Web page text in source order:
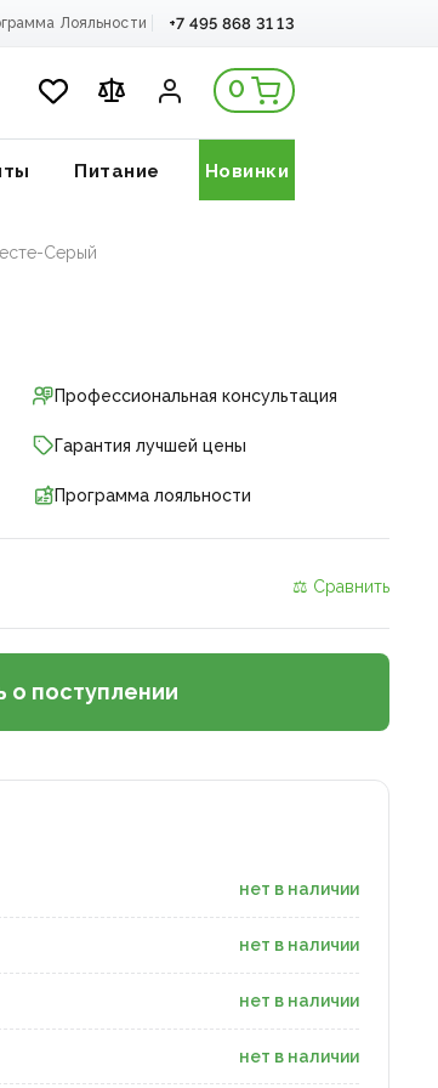
Лояльности +7 495 868 31 13
0
Питание Новинки
Серый
Профессиональная консультация
Гарантия лучшей цены
Программа лояльности
⚖ Сравнить
поступлении
нет в наличии
нет в наличии
нет в наличии
нет в наличии